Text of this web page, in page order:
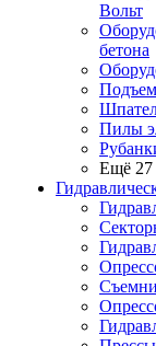
Вольт
бетона
Пилы
Ещё 27